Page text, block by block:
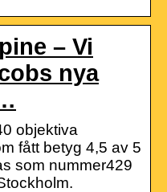
– Vi
nya
objektiva
fått betyg 4,5 av 5
som nummer429